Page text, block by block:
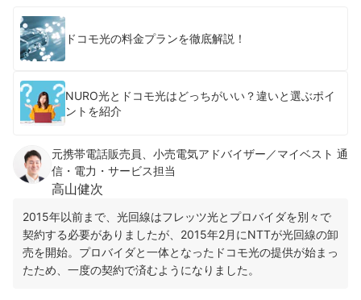
ドコモ光の料金プランを徹底解説！
NURO光とドコモ光はどっちがいい？違いと選ぶポイ
ントを紹介
元携帯電話販売員、小売電気アドバイザー／マイベスト 通
信・電力・サービス担当
高山健次
2015年以前まで、光回線はフレッツ光とプロバイダを別々で
契約する必要がありましたが、 2015年2月にNTTが光回線の卸
売を開始。プロバイダと一体となったドコモ光の提供が始まっ
たため、一度の契約で済むようになりました。